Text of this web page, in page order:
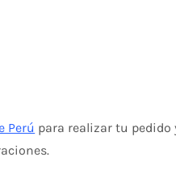
Perú para realizar tu pedido